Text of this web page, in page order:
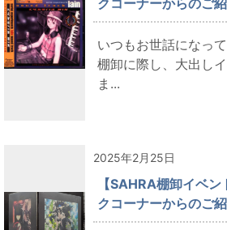
いつもお世話になっ
棚卸に際し、大出し
ま...
2025年2月25日
【SAHRA棚卸イベ
クコーナーからのご